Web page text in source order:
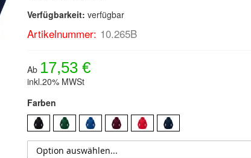
Verfügbarkeit: verfügbar
Artikelnummer: 10.265B
Ab 17,53 €
inkl.20% MWSt
Farben